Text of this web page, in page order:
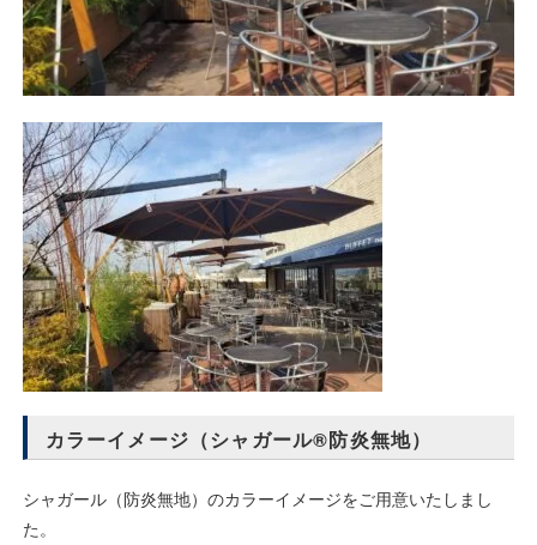
カラーイメージ（シャガール®防炎無地）
シャガール（防炎無地）のカラーイメージをご用意いたしまし
た。